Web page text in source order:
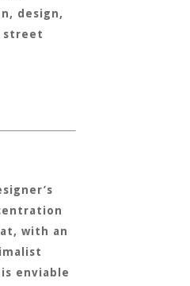
design,
street
with an
enviable